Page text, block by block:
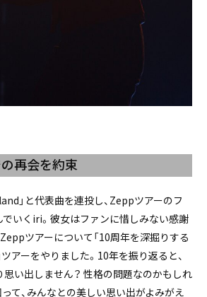
再会を約束
」と代表曲を連投し、Zeppツアーのフ
でいくiri。彼女はファンに惜しみない感謝
ツアーについて「10周年を深掘りする
アーをやりました。10年を振り返ると、
い出しません？ 性格の問題なのかもしれ
って、みんなとの美しい思い出がよみがえ